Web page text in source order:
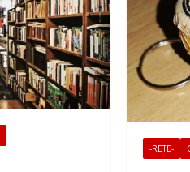
-RETE-